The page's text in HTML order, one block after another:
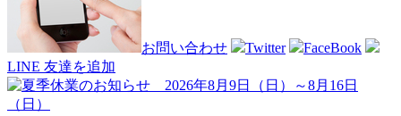
お問い合わせ Twitter
FaceBook
LINE 友達を追加